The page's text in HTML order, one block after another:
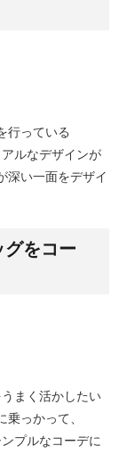
行っている
ルなデザインが
深い一面をデザイ
グをコー
まく活かしたい
っかって、
プルなコーデに